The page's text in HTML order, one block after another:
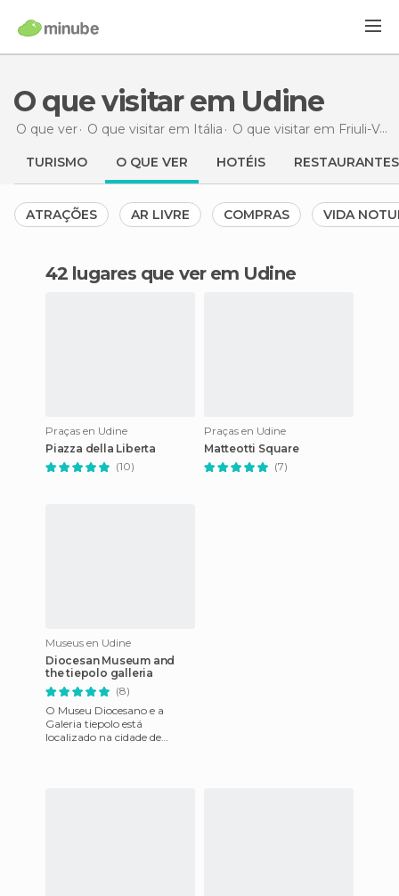
O que visitar em Udine
O que ver O que visitar em Itália O que visitar em Friuli-Venezia Giulia
TURISMO O QUE VER HOTÉIS RESTAURANTES
ATRAÇÕES AR LIVRE COMPRAS VIDA
42 lugares que ver em Udine
Praças en Udine
Piazza della Liberta
(10)
Praças en Udine
Matteotti Square
(7)
Museus en Udine
Diocesan Museum and
the tiepolo galleria
(8)
O Museu Diocesano e a
Galeria tiepolo está
localizado na cidade de